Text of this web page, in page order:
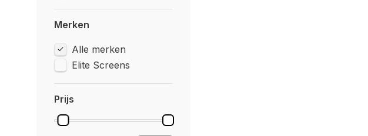
Merken
Alle merken
Elite Screens
Prijs